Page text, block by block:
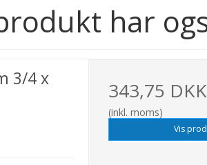
har
3/4 x
343,75 DKK
(inkl. moms)
Vis